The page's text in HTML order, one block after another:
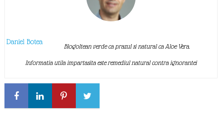
Daniel Botea
Blogoltean verde ca prazul si natural ca Aloe Vera.
Informatia utila impartasita este remediul natural contra ignorantei